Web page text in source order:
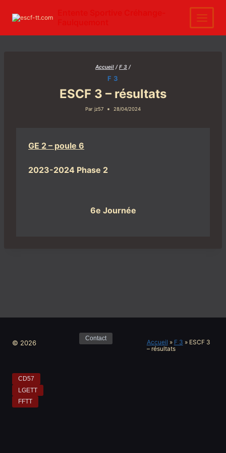
contenu
Accueil / F 3 /
F 3
ESCF 3 – résultats
Par jz57 28/04/2024
GE 2 – poule 6
2023-2024 Phase 2
6e Journée
© 2026
Contact
Accueil » F 3 »ESCF 3
– résultats
CD57
LGETT
FFTT